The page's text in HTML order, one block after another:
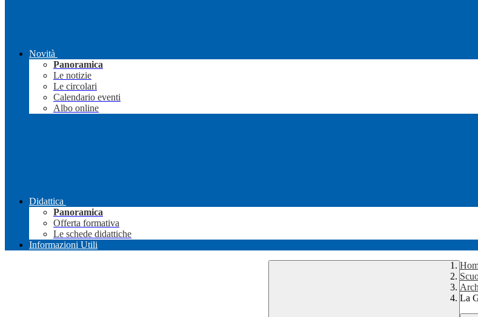
Novità
Panoramica
Le notizie
Le circolari
Calendario eventi
Albo online
Didattica
Panoramica
Offerta formativa
Le schede didattiche
Informazioni Utili
La